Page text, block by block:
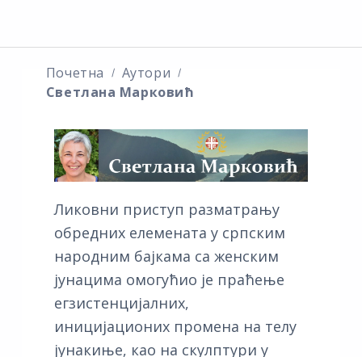
Почетна
Аутори
Светлана Марковић
Ликовни приступ разматрању
обредних елемената у српским
народним бајкама са женским
јунацима омогућио је праћење
егзистенцијалних,
иницијационих промена на телу
јунакиње, као на скулптури у